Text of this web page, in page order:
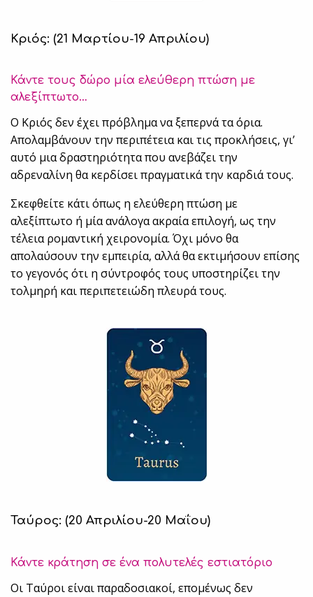
Κριός: (21 Μαρτίου-19 Απριλίου)
Κάντε τους δώρο μία ελεύθερη πτώση με
αλεξίπτωτο…
Ο Κριός δεν έχει πρόβλημα να ξεπερνά τα όρια.
Απολαμβάνουν την περιπέτεια και τις προκλήσεις, γι’
αυτό μια δραστηριότητα που ανεβάζει την
αδρεναλίνη θα κερδίσει πραγματικά την καρδιά τους.
Σκεφθείτε κάτι όπως η ελεύθερη πτώση με
αλεξίπτωτο ή μία ανάλογα ακραία επιλογή, ως την
τέλεια ρομαντική χειρονομία. Όχι μόνο θα
απολαύσουν την εμπειρία, αλλά θα εκτιμήσουν επίσης
το γεγονός ότι η σύντροφός τους υποστηρίζει την
τολμηρή και περιπετειώδη πλευρά τους.
Ταύρος: (20 Απριλίου-20 Μαΐου)
Κάντε κράτηση σε ένα πολυτελές εστιατόριο
Οι Ταύροι είναι παραδοσιακοί, επομένως δεν